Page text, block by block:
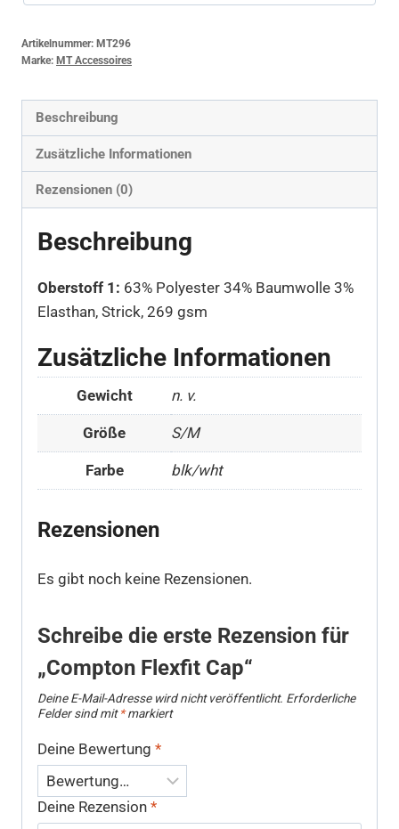
Artikelnummer: MT296
Marke: MT Accessoires
Beschreibung
Zusätzliche Informationen
Rezensionen (0)
Beschreibung
Oberstoff 1: 63% Polyester 34% Baumwolle 3%
Elasthan, Strick, 269 gsm
Zusätzliche Informationen
Gewicht n. v.
Größe S/M
Farbe blk/wht
Rezensionen
Es gibt noch keine Rezensionen.
Schreibe die erste Rezension für
„Compton Flexfit Cap“
Deine E-Mail-Adresse wird nicht veröffentlicht. Erforderliche
Felder sind mit*markiert
Deine Bewertung *
Deine Rezension *